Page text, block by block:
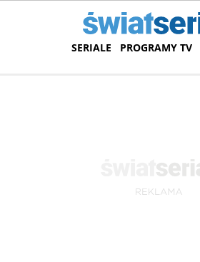
SERIALE PROGRAMY TV